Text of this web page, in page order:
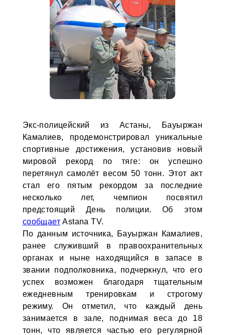
Экс-полицейский из Астаны, Бауыржан
Камалиев, продемонстрировал уникальные
спортивные достижения, установив новый
мировой рекорд по тяге: он успешно
перетянул самолёт весом 50 тонн. Этот акт
стал его пятым рекордом за последние
несколько лет, чемпион посвятил
предстоящий День полиции. Об этом
сообщает Astana TV.
По данным источника, Бауыржан Камалиев,
ранее служивший в правоохранительных
органах и ныне находящийся в запасе в
звании подполковника, подчеркнул, что его
успех возможен благодаря тщательным
ежедневным тренировкам и строгому
режиму. Он отметил, что каждый день
занимается в зале, поднимая веса до 18
тонн, что является частью его регулярной